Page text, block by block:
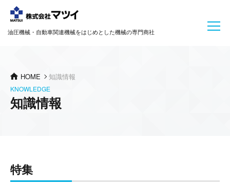
油圧機械・自動車関連機械をはじめとした機械の専門商社
HOME 知識情報
KNOWLEDGE
知識情報
特集